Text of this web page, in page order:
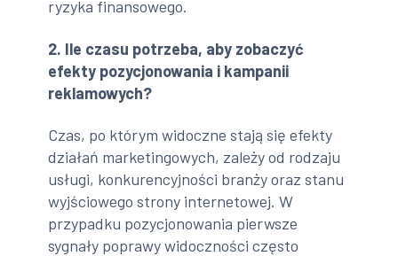
ryzyka finansowego.
2. Ile czasu potrzeba, aby zobaczyć
efekty pozycjonowania i kampanii
reklamowych?
Czas, po którym widoczne stają się efekty
działań marketingowych, zależy od rodzaju
usługi, konkurencyjności branży oraz stanu
wyjściowego strony internetowej. W
przypadku pozycjonowania pierwsze
sygnały poprawy widoczności często